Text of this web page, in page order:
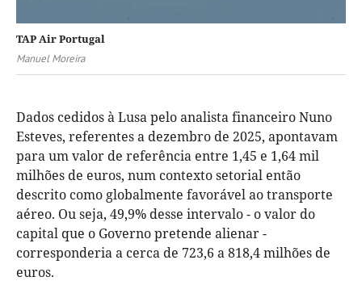
TAP Air Portugal
Manuel Moreira
Dados cedidos à Lusa pelo analista financeiro Nuno
Esteves, referentes a dezembro de 2025, apontavam
para um valor de referência entre 1,45 e 1,64 mil
milhões de euros, num contexto setorial então
descrito como globalmente favorável ao transporte
aéreo. Ou seja, 49,9% desse intervalo - o valor do
capital que o Governo pretende alienar -
corresponderia a cerca de 723,6 a 818,4 milhões de
euros.